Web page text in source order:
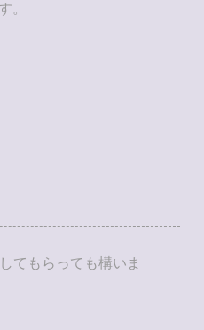
。
てもらっても構いま